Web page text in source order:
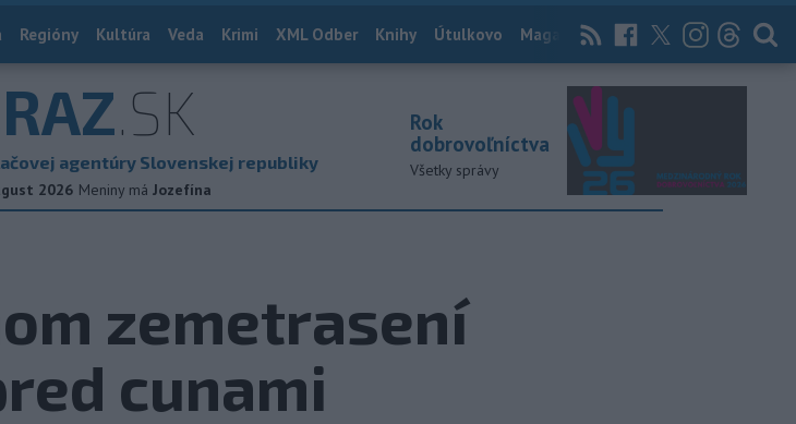
Regióny Kultúra Veda Krimi XML Odber Knihy Útulkovo Magazín News Now Archív
.SK
agentúry Slovenskej republiky
2026 Meniny má Jozefína
Rok
dobrovoľníctva
Všetky správy
zemetrasení
cunami